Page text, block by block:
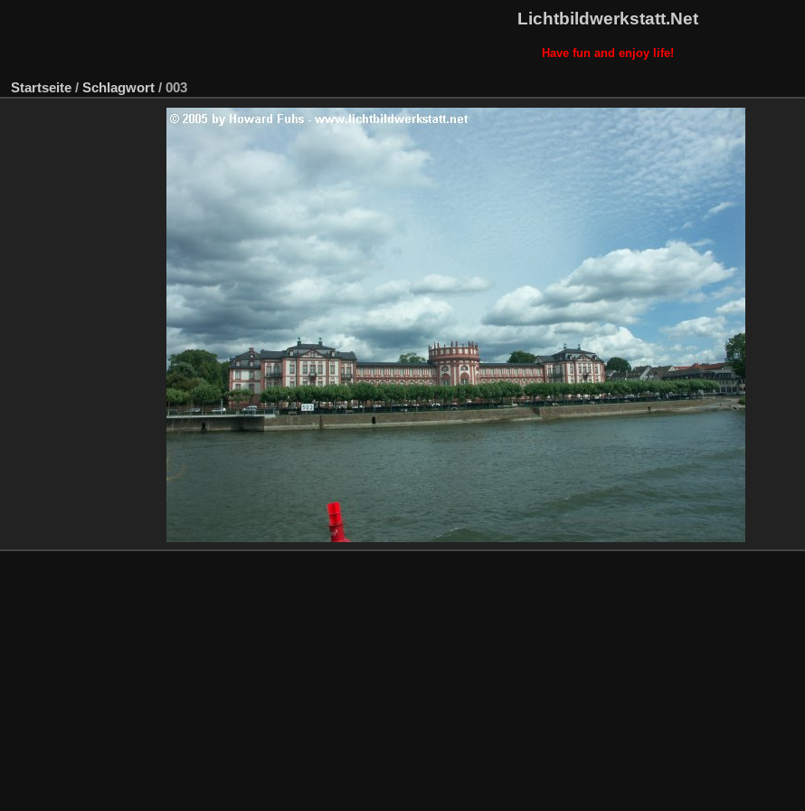
Lichtbildwerkstatt.Net
Have fun and enjoy life!
Startseite / Schlagwort / 003